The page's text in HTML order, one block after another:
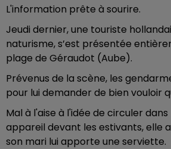
L'information prête à sourire.
Jeudi dernier, une touriste
naturisme, s’est présentée
plage de Géraudot (Aube).
Prévenus de la scène, les
pour lui demander de bien vouloir
Mal à l'aise à l'idée de circuler
appareil devant les estivants, elle
son mari lui apporte une serviette.